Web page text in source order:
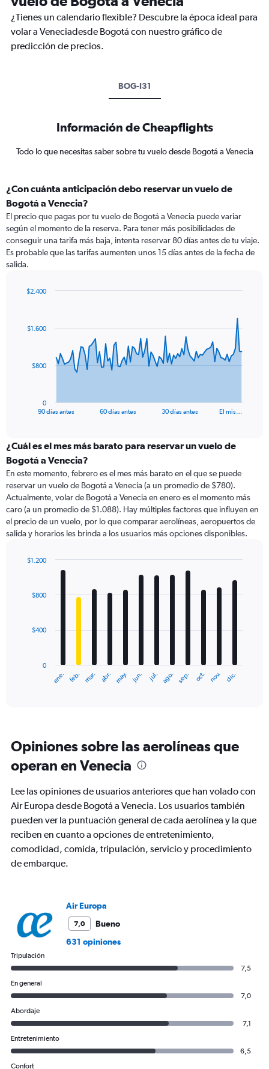
¿Tienes un calendario flexible? Descubre la época ideal para
volar a Veneciadesde Bogotá con nuestro gráfico de
predicción de precios.
BOG-I31
Información de Cheapflights
Todo lo que necesitas saber sobre tu vuelo desde Bogotá a Venecia
¿Con cuánta anticipación debo reservar un vuelo de
Bogotá a Venecia?
El precio que pagas por tu vuelo de Bogotá a Venecia puede variar
según el momento de la reserva. Para tener más posibilidades de
conseguir una tarifa más baja, intenta reservar 80 días antes de tu viaje.
Es probable que las tarifas aumenten unos 15 días antes de la fecha de
salida.
data
The
categories.
Range:
91
categories.
The
chart
has
1
Y
displaying
90 días antes 60 días antes 30 días antes El mis…
0
$800
$1.600
$2.400
¿Cuál es el mes más barato para reservar un vuelo de
Bogotá a Venecia?
En este momento, febrero es el mes más barato en el que se puede
reservar un vuelo de Bogotá a Venecia (a un promedio de $780).
Actualmente, volar de Bogotá a Venecia en enero es el momento más
caro (a un promedio de $1.088). Hay múltiples factores que influyen en
el precio de un vuelo, por lo que comparar aerolíneas, aeropuertos de
salida y horarios les brinda a los usuarios más opciones disponibles.
with
The
categories.
chart
1
Y
axis
values.
Range:
0
ene. feb. mar. abr. may. jun. jul. ago. sep. oct. nov. dic.
0
$400
$800
$1.200
Opiniones sobre las aerolíneas que
operan en Venecia
Lee las opiniones de usuarios anteriores que han volado con
Air Europa desde Bogotá a Venecia. Los usuarios también
pueden ver la puntuación general de cada aerolínea y la que
reciben en cuanto a opciones de entretenimiento,
comodidad, comida, tripulación, servicio y procedimiento
de embarque.
Air Europa
7,0
Bueno
631 opiniones
Tripulación
7,5
En general
7,0
Abordaje
7,1
Entretenimiento
6,5
Confort